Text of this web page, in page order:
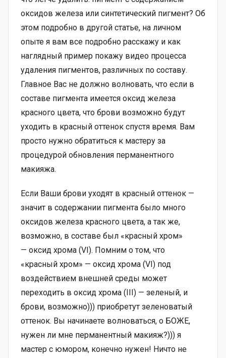
оксидов железа или синтетический пигмент? Об
этом подробно в другой статье, на личном
опыте я вам все подробно расскажу и как
наглядный пример покажу видео процесса
удаления пигментов, различных по составу.
Главное Вас не должно волновать, что если в
составе пигмента имеется оксид железа
красного цвета, что брови возможно будут
уходить в красный оттенок спустя время. Вам
просто нужно обратиться к мастеру за
процедурой обновления перманентного
макияжа.
Если Ваши брови уходят в красный оттенок —
значит в содержании пигмента было много
оксидов железа красного цвета, а так же,
возможно, в составе был «красный хром»
— оксид хрома (VI). Помним о том, что
«красный хром» — оксид хрома (VI) под
воздействием внешней среды может
переходить в оксид хрома (III) — зеленый, и
брови, возможно))) приобретут зеленоватый
оттенок. Вы начинаете волноваться, о БОЖЕ,
нужен ли мне перманентный макияж?))) я
мастер с юмором, конечно нужен! Ничто не